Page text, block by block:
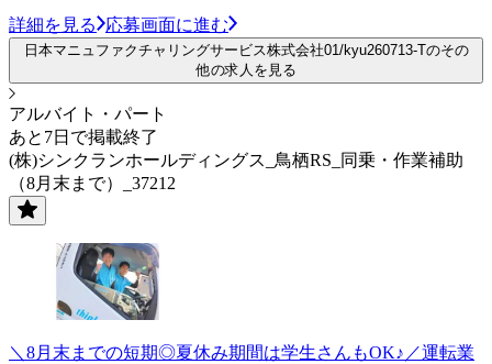
詳細を見る 応募画面に進む
日本マニュファクチャリングサービス株式会社01/kyu260713-Tのその
他の求人を見る
アルバイト・パート
あと7日で掲載終了
(株)シンクランホールディングス_鳥栖RS_同乗・作業補助
（8月末まで）_37212
＼8月末までの短期◎夏休み期間は学生さんもOK♪／運転業